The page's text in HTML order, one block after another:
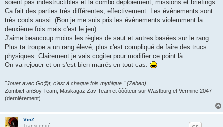
soient pas indestructibles et la combo déploiement, missions et briefings.
Ca fait des parties très différentes, effectivement. Les évènements sont
très cools aussi. (Bon je me suis pris les évènements violemment la
deuxième fois mais c'est le jeu).
J'aime beaucoup moins les règles de saut et autres basées sur le rang.
Plus ta troupe a un rang élevé, plus c'est compliqué de faire des trucs
physiques. Clairement je vais cogiter pour modifier ce point là.
On va rejouer et on s'est bien marrés en tout cas.
"Jouer avec Go@t, c'est à chaque fois mythique." (Zeben)
ZombieFanBoy Team, Maskagaz Zav Team et ôôôteur sur Wastburg et Vermine 2047
(dernièrement)
VinZ
Transcendé